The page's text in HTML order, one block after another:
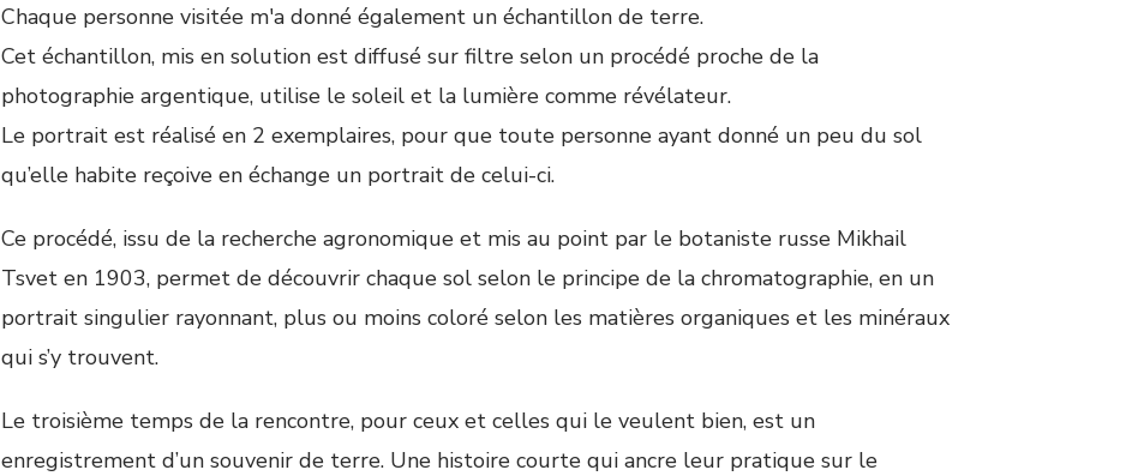
Chaque personne visitée m'a donné également un échantillon de terre.
Cet échantillon, mis en solution est diffusé sur filtre selon un procédé proche de la
photographie argentique, utilise le soleil et la lumière comme révélateur.
Le portrait est réalisé en 2 exemplaires, pour que toute personne ayant donné un peu du sol
qu’elle habite reçoive en échange un portrait de celui-ci.
Ce procédé, issu de la recherche agronomique et mis au point par le botaniste russe Mikhail
Tsvet en 1903, permet de découvrir chaque sol selon le principe de la chromatographie, en un
portrait singulier rayonnant, plus ou moins coloré selon les matières organiques et les minéraux
qui s’y trouvent.
Le troisième temps de la rencontre, pour ceux et celles qui le veulent bien, est un
enregistrement d’un souvenir de terre. Une histoire courte qui ancre leur pratique sur le